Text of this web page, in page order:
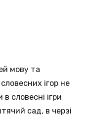
мову та
ігор не
словесні ігри
сад, в черзі